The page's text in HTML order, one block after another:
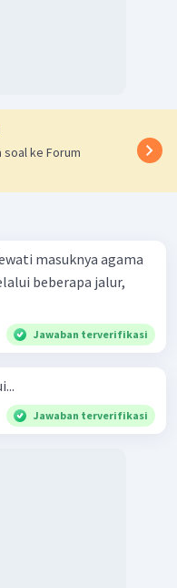
soal ke Forum
masuknya agama
beberapa jalur,
Jawaban terverifikasi
Jawaban terverifikasi